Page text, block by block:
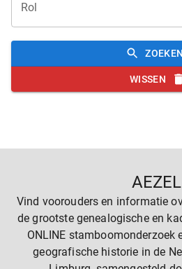
Rol
ZOEKEN
WISSEN
AEZEL
Vind voorouders en informatie
de grootste genealogische en
ONLINE stamboomonderzoek
geografische historie in de